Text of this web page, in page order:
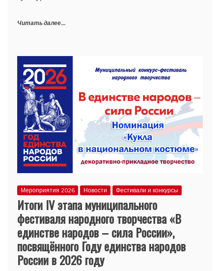
Читать далее...
Мероприятия 2026 Новости Фестивали и конкурсы
Итоги IV этапа муниципального
фестиваля народного творчества «В
единстве народов – сила России»,
посвящённого Году единства народов
России в 2026 году